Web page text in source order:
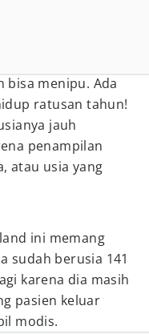
bisa menipu. Ada
ratusan tahun!
jauh
penampilan
atau usia yang
ini memang
sudah berusia 141
karena dia masih
pasien keluar
modis.